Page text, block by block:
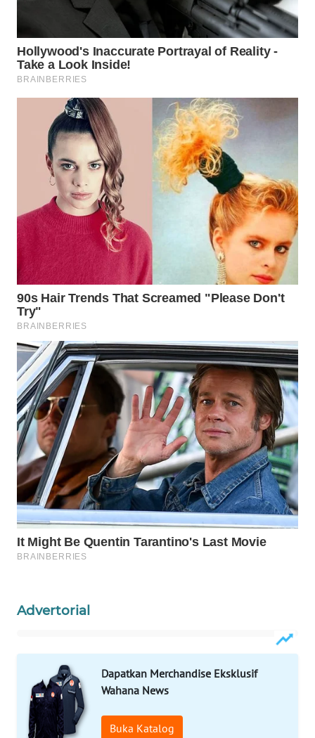
Advertorial
Dapatkan Merchandise Eksklusif
Wahana News
Buka Katalog
WAHANA
HEALTH
WAHANA
DESA
WISATA
LAPAK
WAHANA
Wahana
Network
KONSUMEN
LISTRIK
MASYARAKAT
KELISTRIKAN
WALINKI
ID
MAWAKA
ID
MARTABAT
NET
PLN
WATCH
KOPEKLIN